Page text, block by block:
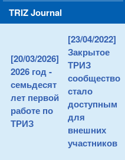
TRIZ Journal
[20/03/2026]
2026 год -
семьдесят
лет первой
работе по
ТРИЗ
[23/04/2022]
Закрытое
ТРИЗ
сообщество
стало
доступным
для
внешних
участников